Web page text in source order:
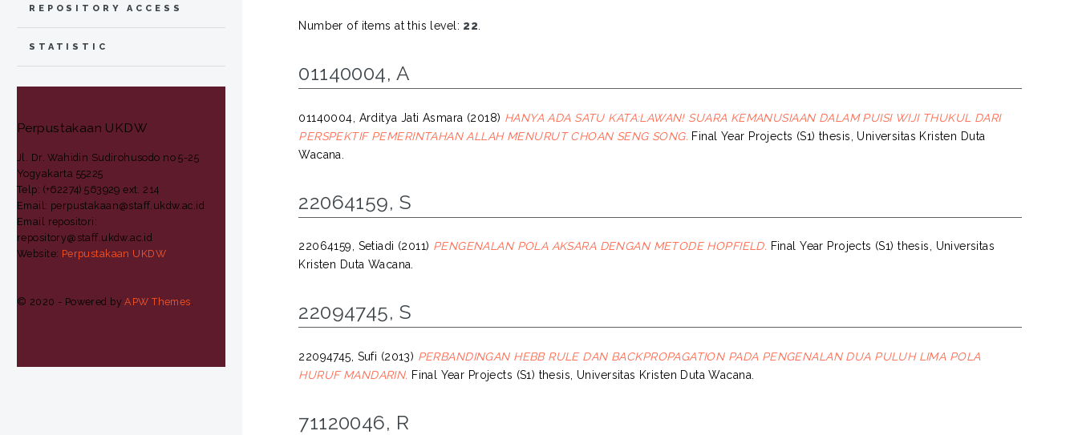
Number of items at this level: 22.
01140004, A
01140004, Arditya Jati Asmara (2018) HANYA ADA SATU KATA:LAWAN! SUARA KEMANUSIAAN DALAM PUISI WIJI THUKUL DARI
PERSPEKTIF PEMERINTAHAN ALLAH MENURUT CHOAN SENG SONG. Final Year Projects (S1) thesis, Universitas Kristen Duta
Wacana.
22064159, S
22064159, Setiadi (2011) PENGENALAN POLA AKSARA DENGAN METODE HOPFIELD. Final Year Projects (S1) thesis, Universitas
Kristen Duta Wacana.
22094745, S
22094745, Sufi (2013) PERBANDINGAN HEBB RULE DAN BACKPROPAGATION PADA PENGENALAN DUA PULUH LIMA POLA
HURUF MANDARIN. Final Year Projects (S1) thesis, Universitas Kristen Duta Wacana.
71120046, R
REPOSITORY ACCESS
STATISTIC
Perpustakaan UKDW
Jl. Dr. Wahidin Sudirohusodo no 5-25
Yogyakarta 55225
Telp: (+62274) 563929 ext. 214
Email: perpustakaan@staff.ukdw.ac.id
Email repositori:
repository@staff.ukdw.ac.id
Website: Perpustakaan UKDW
© 2020 - Powered byAPW Themes